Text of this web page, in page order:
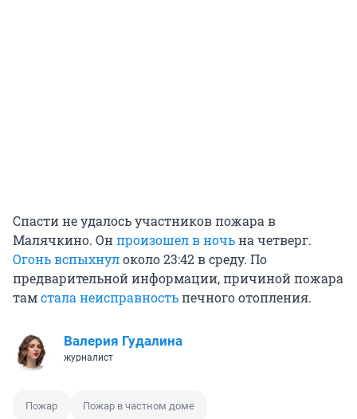
Спасти не удалось участников пожара в
Малячкино. Онпроизошел в ночьна четверг.
Огонь вспыхнулоколо 23:42 в среду. По
предварительной информации, причиной пожара
тамстала неисправностьпечного отопления.
Валерия Гудалина
журналист
Пожар Пожар в частном доме